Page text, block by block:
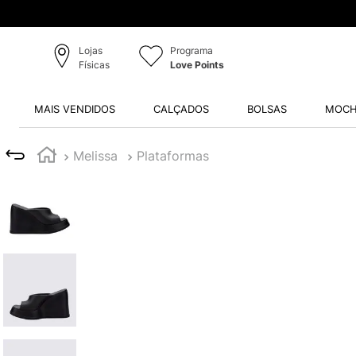
Lojas
Físicas
Programa
Love Points
MAIS VENDIDOS CALÇADOS BOLSAS
Melissa Plataformas